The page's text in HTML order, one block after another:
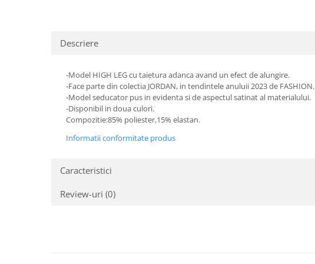
Descriere
-Model HIGH LEG cu taietura adanca avand un efect de alungire.
-Face parte din colectia JORDAN, in tendintele anuluii 2023 de FASHION.
-Model seducator pus in evidenta si de aspectul satinat al materialului.
-Disponibil in doua culori.
Compozitie:85% poliester,15% elastan.
Informatii conformitate produs
Caracteristici
Review-uri (0)